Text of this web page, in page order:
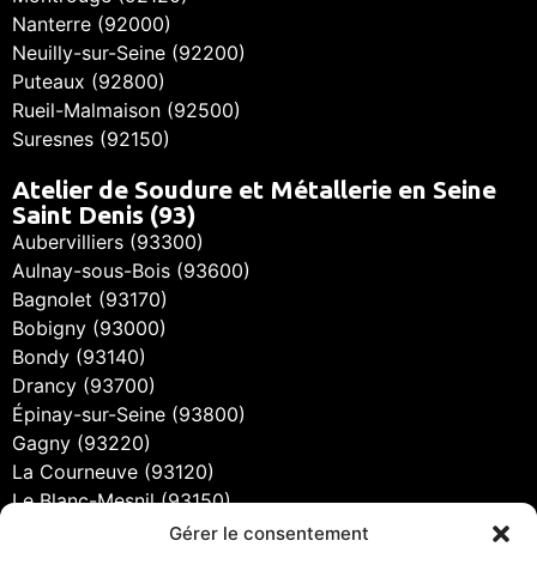
Gérer le consentement
Nanterre (92000)
Neuilly-sur-Seine (92200)
Puteaux (92800)
Rueil-Malmaison (92500)
Suresnes (92150)
Atelier de Soudure et Métallerie en Seine
Saint Denis (93)
Aubervilliers (93300)
Aulnay-sous-Bois (93600)
Bagnolet (93170)
Bobigny (93000)
Bondy (93140)
Drancy (93700)
Épinay-sur-Seine (93800)
Gagny (93220)
La Courneuve (93120)
Le Blanc-Mesnil (93150)
Livry-Gargan (93190)